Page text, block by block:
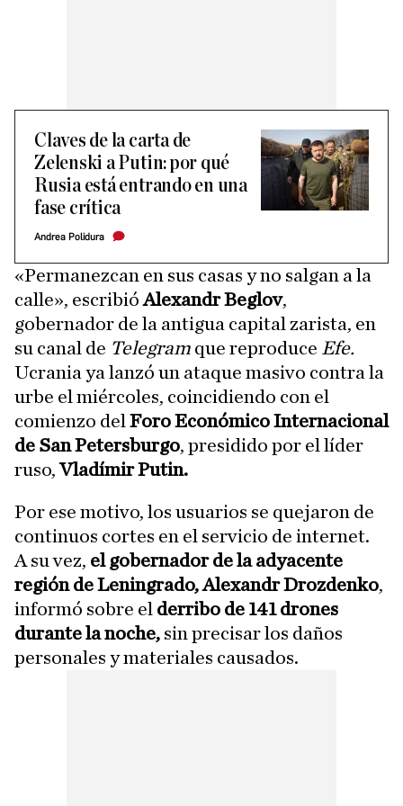
Claves de la carta de
Zelenski a Putin: por qué
Rusia está entrando en una
fase crítica
Andrea Polidura
«Permanezcan en sus casas y no salgan a la
calle», escribióAlexandr Beglov,
gobernador de la antigua capital zarista, en
su canal de Telegram que reproduce Efe.
Ucrania ya lanzó un ataque masivo contra la
urbe el miércoles, coincidiendo con el
comienzo del Foro Económico Internacional
de San Petersburgo, presidido por el líder
ruso,Vladímir Putin.
Por ese motivo, los usuarios se quejaron de
continuos cortes en el servicio de internet.
A su vez, el gobernador de la adyacente
región de Leningrado, Alexandr Drozdenko,
informó sobre el derribo de 141 drones
durante la noche, sin precisar los daños
personales y materiales causados.